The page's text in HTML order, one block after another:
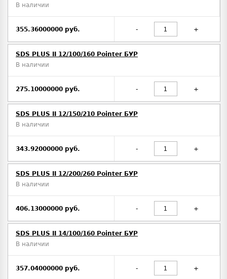
В наличии
355.36000000 руб. - +
SDS PLUS II 12/100/160 Pointer БУР
В наличии
275.10000000 руб. - +
SDS PLUS II 12/150/210 Pointer БУР
В наличии
343.92000000 руб. - +
SDS PLUS II 12/200/260 Pointer БУР
В наличии
406.13000000 руб. - +
SDS PLUS II 14/100/160 Pointer БУР
В наличии
357.04000000 руб. - +